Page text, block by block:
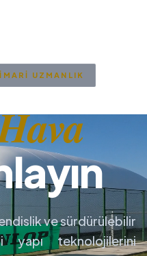
UZMANLIK
ve sürdürülebilir
yapı teknolojilerini